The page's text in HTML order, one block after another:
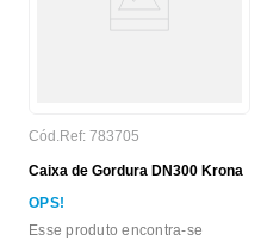
Cód.Ref: 783705
Caixa de Gordura DN300 Krona
OPS!
Esse produto encontra-se